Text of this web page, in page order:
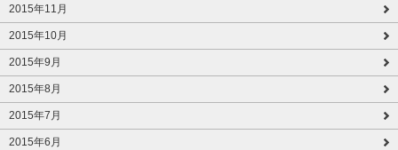
2015年11月
2015年10月
2015年9月
2015年8月
2015年7月
2015年6月